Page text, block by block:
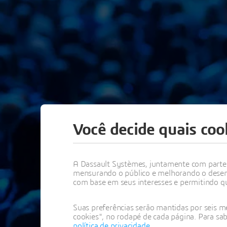
Você decide quais
A Dassault Systèmes, juntamente com
mensurando o público e melhorando o
com base em seus interesses e permitindo
Suas preferências serão mantidas por seis
cookies", no rodapé de cada página. Para